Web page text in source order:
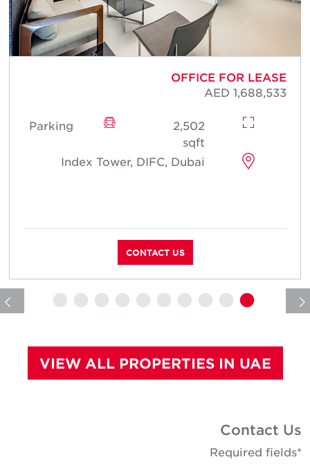
OFFICE FOR LEASE
AED 1,688,533
2,502
sqft
Parking
Index Tower, DIFC, Dubai
CONTACT US
VIEW ALL PROPERTIES IN UAE
Contact Us